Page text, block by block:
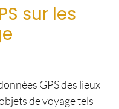
sur les
GPS des lieux
de voyage tels